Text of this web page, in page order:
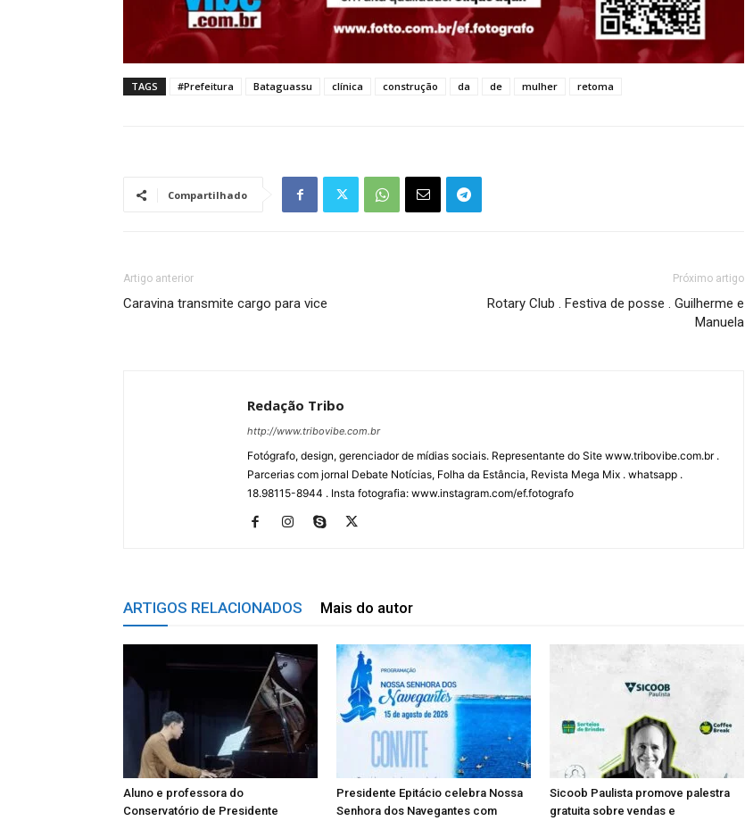
TAGS #Prefeitura Bataguassu clínica construção da de mulher retoma
Compartilhado
Artigo anterior
Caravina transmite cargo para vice
Próximo artigo
Rotary Club . Festiva de posse . Guilherme e
Manuela
Redação Tribo
http://www.tribovibe.com.br
Fotógrafo, design, gerenciador de mídias sociais. Representante do Site www.tribovibe.com.br .
Parcerias com jornal Debate Notícias, Folha da Estância, Revista Mega Mix . whatsapp .
18.98115-8944 . Insta fotografia: www.instagram.com/ef.fotografo
ARTIGOS RELACIONADOS Mais do autor
Aluno e professora do
Conservatório de Presidente
Presidente Epitácio celebra Nossa
Senhora dos Navegantes com
Sicoob Paulista promove palestra
gratuita sobre vendas e